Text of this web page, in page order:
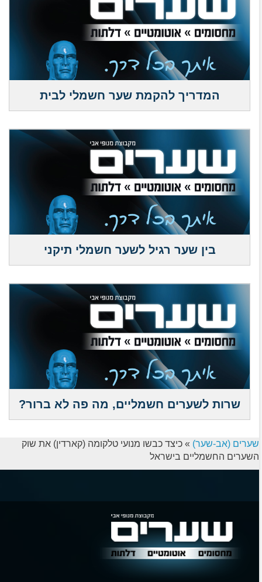
המדריך להקמת שער חשמלי לבית
בין שער רגיל לשער חשמלי תיקני
שרות לשערים חשמליים, מה פה לא ברור?
שערים (אב-שער) » כיצד כבשו מנועי טלקומה (קארדין) את שוק
השערים החשמליים בישראל